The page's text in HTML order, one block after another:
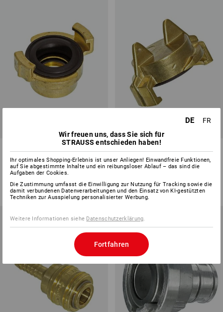
Innengewinde
Varianten
ab CHF 4.04
(m. MwSt.) ab 10 Stück
CHF 4.04
(m. MwSt.) ab 10 Stück
DE
FR
Wir freuen uns, dass Sie sich für
STRAUSS entschieden haben!
Ihr optimales Shopping-Erlebnis ist unser Anliegen! Einwandfreie Funktionen,
auf Sie abgestimmte Inhalte und ein reibungsloser Ablauf – das sind die
Aufgaben der Cookies.
Die Zustimmung umfasst die Einwilligung zur Nutzung für Tracking sowie die
damit verbundenen Datenverarbeitungen und den Einsatz von KI-gestützten
Techniken zur Ausspielung personalisierter Werbung.
Weitere Informationen siehe Datenschutzerklärung
Fortfahren